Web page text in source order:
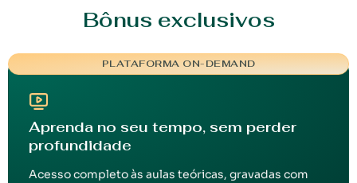
Bônus exclusivos
PLATAFORMA ON-DEMAND
Aprenda no seu tempo, sem perder
profundidade
Acesso completo às aulas teóricas, gravadas com